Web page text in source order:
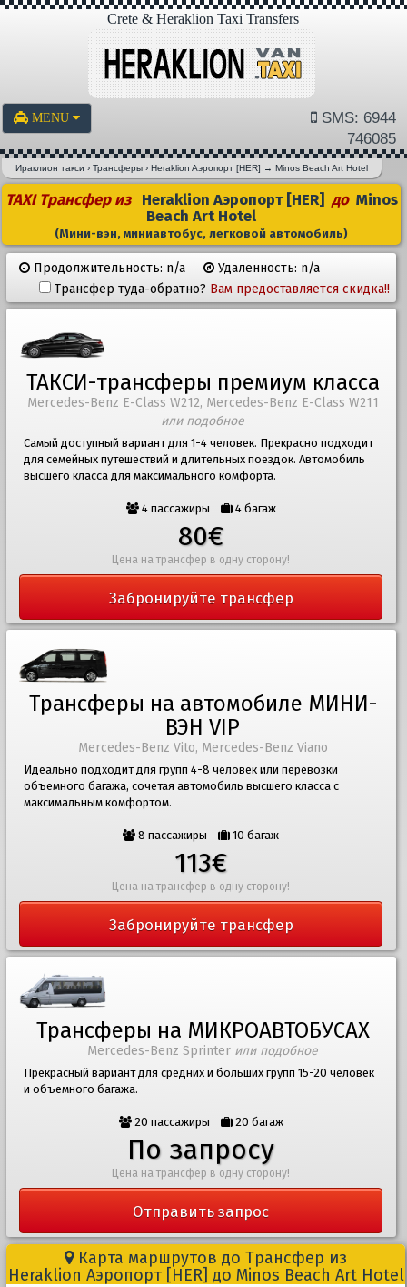
Crete & Heraklion Taxi Transfers
MENU
SMS: 6944
746085
Ираклион такси ›Трансферы ›Heraklion Aэропорт [HER] →Minos Beach Art Hotel
TAXI Трансфер из Heraklion Aэропорт [HER] доMinos
Beach Art Hotel
(Мини-вэн, миниавтобус, легковой автомобиль)
Продолжительность: n/a
Удаленность: n/a
Трансфер туда-обратно? Вам предоставляется скидка!!
ТАКСИ-трансферы премиум класса
Mercedes-Benz E-Class W212, Mercedes-Benz E-Class W211
или подобное
Самый доступный вариант для 1-4 человек. Прекрасно подходит
для семейных путешествий и длительных поездок. Автомобиль
высшего класса для максимального комфорта.
4 пассажиры 4 багаж
80€
Цена на трансфер в одну сторону!
Забронируйте трансфер
Трансферы на автомобиле МИНИ-
ВЭН VIP
Mercedes-Benz Vito, Mercedes-Benz Viano
Идеально подходит для групп 4-8 человек или перевозки
объемного багажа, сочетая автомобиль высшего класса с
максимальным комфортом.
8 пассажиры 10 багаж
113€
Цена на трансфер в одну сторону!
Забронируйте трансфер
Трансферы на МИКРОАВТОБУСАХ
Mercedes-Benz Sprinter или подобное
Прекрасный вариант для средних и больших групп 15-20 человек
и объемного багажа.
20 пассажиры 20 багаж
По запросу
Цена на трансфер в одну сторону!
Отправить запрос
Карта маршрутов до Трансфер из
Heraklion Aэропорт [HER] до Minos Beach Art Hotel